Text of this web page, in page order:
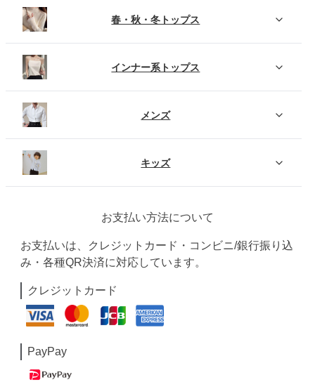
春・秋・冬トップス
インナー系トップス
メンズ
キッズ
お支払い方法について
お支払いは、クレジットカード・コンビニ/銀行振り込
み・各種QR決済に対応しています。
クレジットカード
PayPay